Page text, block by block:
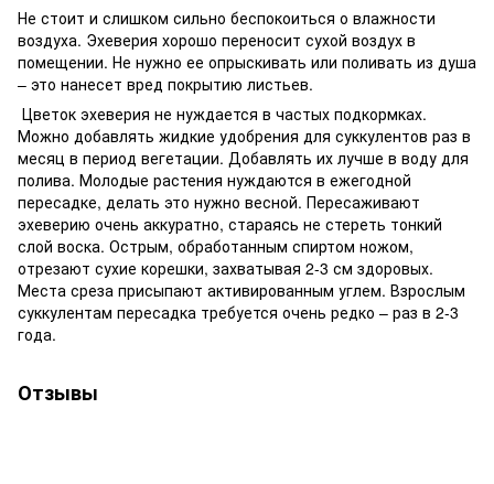
Не стоит и слишком сильно беспокоиться о влажности
воздуха. Эхеверия хорошо переносит сухой воздух в
помещении. Не нужно ее опрыскивать или поливать из душа
– это нанесет вред покрытию листьев.
Цветок эхеверия не нуждается в частых подкормках.
Можно добавлять жидкие удобрения для суккулентов раз в
месяц в период вегетации. Добавлять их лучше в воду для
полива. Молодые растения нуждаются в ежегодной
пересадке, делать это нужно весной. Пересаживают
эхеверию очень аккуратно, стараясь не стереть тонкий
слой воска. Острым, обработанным спиртом ножом,
отрезают сухие корешки, захватывая 2-3 см здоровых.
Места среза присыпают активированным углем. Взрослым
суккулентам пересадка требуется очень редко – раз в 2-3
года.
Отзывы